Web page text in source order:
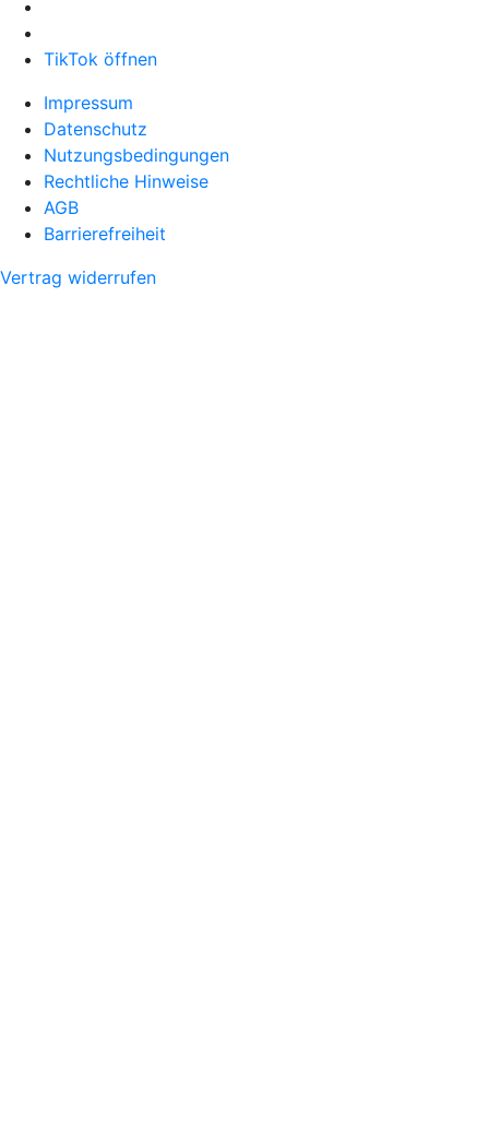
TikTok öffnen
Impressum
Datenschutz
Nutzungsbedingungen
Rechtliche Hinweise
AGB
Barrierefreiheit
Vertrag widerrufen